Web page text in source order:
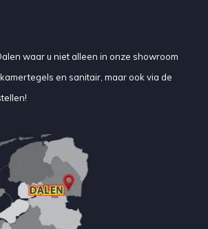
waar u niet alleen in onze showroom
en sanitair, maar ook via de